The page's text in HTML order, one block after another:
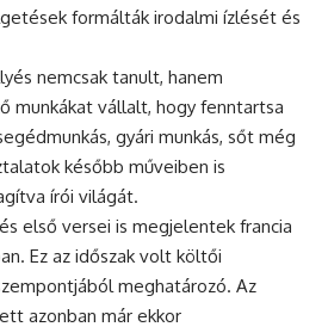
formálták irodalmi ízlését és
nemcsak tanult, hanem
munkákat vállalt, hogy fenntartsa
gyári munkás, sőt még
később műveiben is
írói világát.
első versei is megjelentek francia
Ez az időszak volt költői
meghatározó. Az
azonban már ekkor